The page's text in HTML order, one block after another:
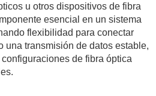
u otros dispositivos de fibra
esencial en un sistema
flexibilidad para conectar
una transmisión de datos estable,
de fibra óptica